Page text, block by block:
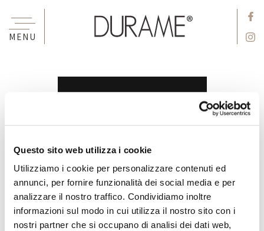
Questo sito web utilizza i cookie
Utilizziamo i cookie per personalizzare contenuti ed
annunci, per fornire funzionalità dei social media e per
analizzare il nostro traffico. Condividiamo inoltre
informazioni sul modo in cui utilizza il nostro sito con i
nostri partner che si occupano di analisi dei dati web,
MENU